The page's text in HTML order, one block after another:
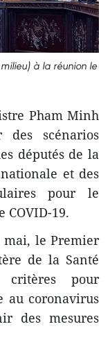
à la réunion le
Pham Minh
des scénarios
députés de la
et des
pour le
COVID-19.
mai, le Premier
de la Santé
critères pour
au coronavirus
des mesures